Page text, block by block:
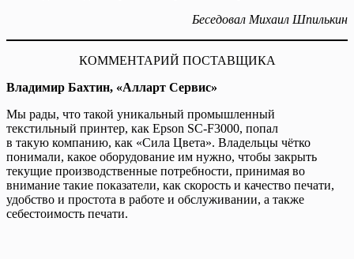
Беседовал Михаил Шпилькин
КОММЕНТАРИЙ ПОСТАВЩИКА
Владимир Бахтин, «Алларт Сервис»
Мы рады, что такой уникальный промышленный
текстильный принтер, как Epson SC-F3000, попал
в такую компанию, как «Сила Цвета». Владельцы чётко
понимали, какое оборудование им нужно, чтобы закрыть
текущие производственные потребности, принимая во
внимание такие показатели, как скорость и качество печати,
удобство и простота в работе и обслуживании, а также
себестоимость печати.